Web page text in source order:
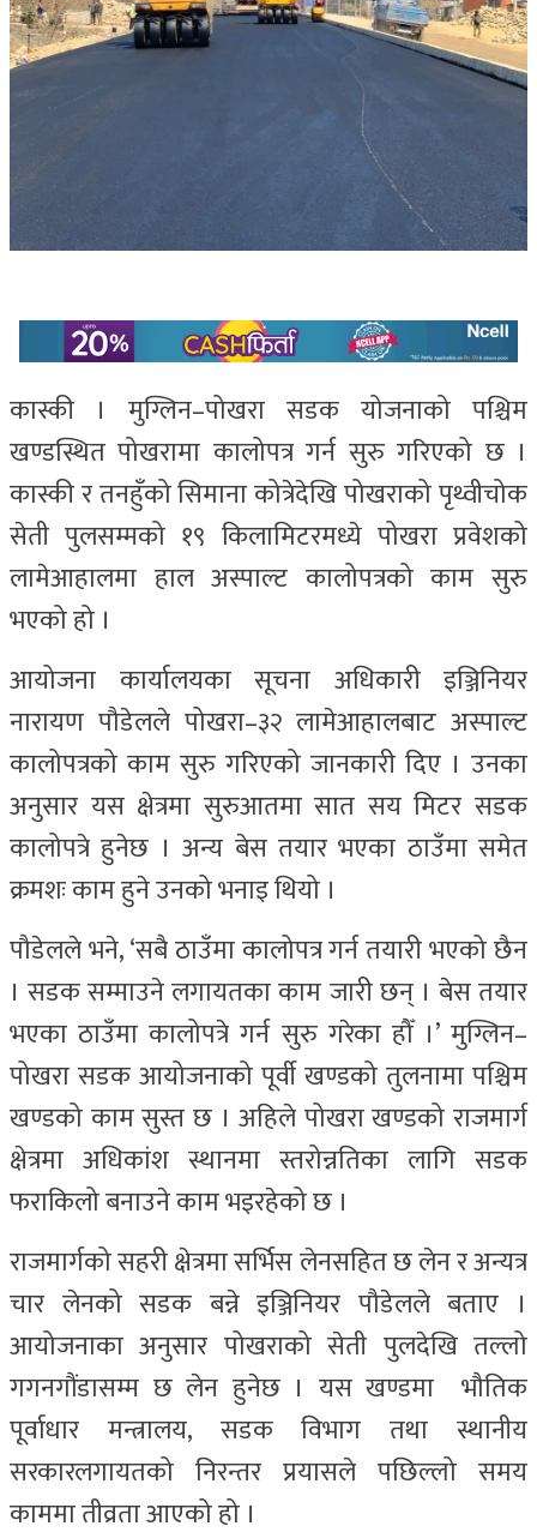
कास्की । मुग्लिन–पोखरा सडक योजनाको पश्चिम
खण्डस्थित पोखरामा कालोपत्र गर्न सुरु गरिएको छ ।
कास्की र तनहुँको सिमाना कोत्रेदेखि पोखराको पृथ्वीचोक
सेती पुलसम्मको १९ किलामिटरमध्ये पोखरा प्रवेशको
लामेआहालमा हाल अस्पाल्ट कालोपत्रको काम सुरु
भएको हो ।
आयोजना कार्यालयका सूचना अधिकारी इञ्जिनियर
नारायण पौडेलले पोखरा–३२ लामेआहालबाट अस्पाल्ट
कालोपत्रको काम सुरु गरिएको जानकारी दिए । उनका
अनुसार यस क्षेत्रमा सुरुआतमा सात सय मिटर सडक
कालोपत्रे हुनेछ । अन्य बेस तयार भएका ठाउँमा समेत
क्रमशः काम हुने उनको भनाइ थियो ।
पौडेलले भने, ‘सबै ठाउँमा कालोपत्र गर्न तयारी भएको छैन
। सडक सम्माउने लगायतका काम जारी छन् । बेस तयार
भएका ठाउँमा कालोपत्रे गर्न सुरु गरेका हौँ ।’ मुग्लिन–
पोखरा सडक आयोजनाको पूर्वी खण्डको तुलनामा पश्चिम
खण्डको काम सुस्त छ । अहिले पोखरा खण्डको राजमार्ग
क्षेत्रमा अधिकांश स्थानमा स्तरोन्नतिका लागि सडक
फराकिलो बनाउने काम भइरहेको छ ।
राजमार्गको सहरी क्षेत्रमा सर्भिस लेनसहित छ लेन र अन्यत्र
चार लेनको सडक बन्ने इञ्जिनियर पौडेलले बताए ।
आयोजनाका अनुसार पोखराको सेती पुलदेखि तल्लो
गगनगौंडासम्म छ लेन हुनेछ । यस खण्डमा भौतिक
पूर्वाधार मन्त्रालय, सडक विभाग तथा स्थानीय
सरकारलगायतको निरन्तर प्रयासले पछिल्लो समय
काममा तीव्रता आएको हो ।